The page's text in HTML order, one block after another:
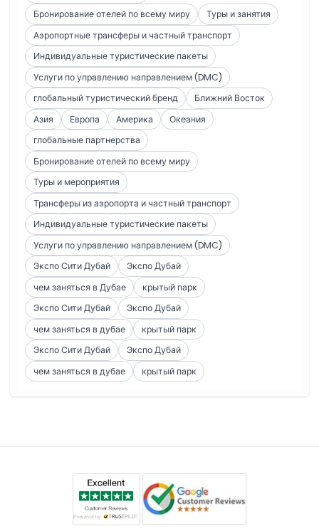
Бронирование отелей по всему миру
Туры и занятия
Аэропортные трансферы и частный транспорт
Индивидуальные туристические пакеты
Услуги по управлению направлением (DMC)
глобальный туристический бренд
Ближний Восток
Азия
Европа Америка
Океания
глобальные партнерства
Бронирование отелей по всему миру
Туры и мероприятия
Трансферы из аэропорта и частный транспорт
Индивидуальные туристические пакеты
Услуги по управлению направлением (DMC)
Экспо Сити Дубай
Экспо Дубай
чем заняться в Дубае
крытый парк
Экспо Сити Дубай
Экспо Дубай
чем заняться в дубае
крытый парк
Экспо Сити Дубай
Экспо Дубай
чем заняться в дубае
крытый парк